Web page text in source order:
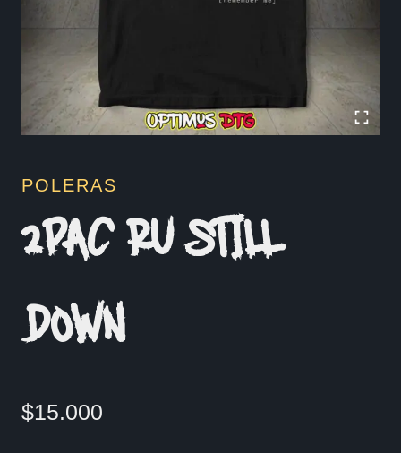
POLERAS
2PAC RU STILL
DOWN
$15.000